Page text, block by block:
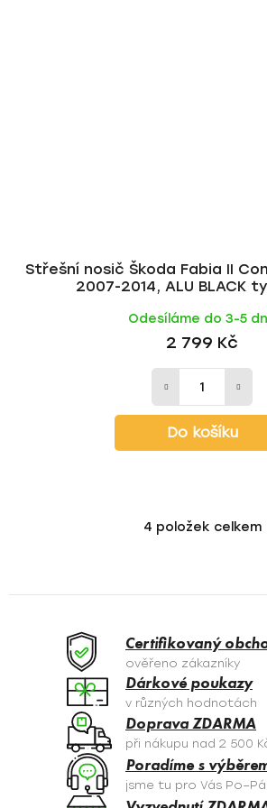
Střešní nosič Škoda Fabia II
2007-2014, ALU BLACK
Odesíláme do 3-5
2 799 Kč
Do košíku
O
á
c
í
p
r
v
k
y
v
4 položek celkem
Certifikovaný
ověřeno zákazníky
Dárkové poukazy
v různých hodnotách
Doprava ZDARMA
při nákupu nad 2 500
Poradíme s
jsme tu pro Vás Po–Pá